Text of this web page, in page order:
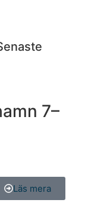
7–
Läs mera